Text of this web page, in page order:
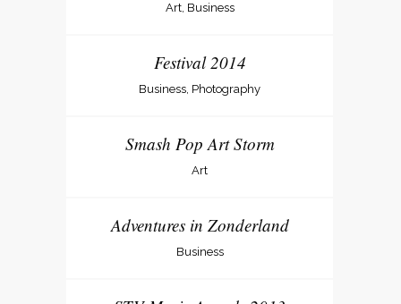
Art, Business
Festival 2014
Business, Photography
Smash Pop Art Storm
Art
Adventures in Zonderland
Business